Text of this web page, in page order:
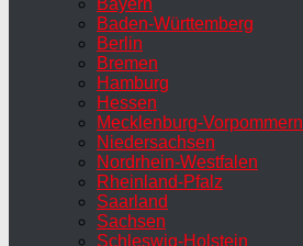
Baden-Württemberg
Berlin
Bremen
Hamburg
Hessen
Mecklenburg-Vorpommern
Niedersachsen
Nordrhein-Westfalen
Rheinland-Pfalz
Saarland
Sachsen
Schleswig-Holstein